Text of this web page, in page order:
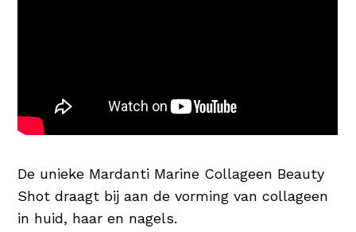
De unieke Mardanti Marine Collageen Beauty
Shot draagt bij aan de vorming van collageen
in huid, haar en nagels.